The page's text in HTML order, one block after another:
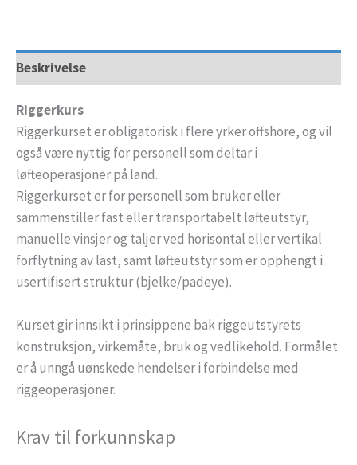
Beskrivelse
Riggerkurs
Riggerkurset er obligatorisk i flere yrker offshore, og vil
også være nyttig for personell som deltar i
løfteoperasjoner på land.
Riggerkurset er for personell som bruker eller
sammenstiller fast eller transportabelt løfteutstyr,
manuelle vinsjer og taljer ved horisontal eller vertikal
forflytning av last, samt løfteutstyr som er opphengt i
usertifisert struktur (bjelke/padeye).
Kurset gir innsikt i prinsippene bak riggeutstyrets
konstruksjon, virkemåte, bruk og vedlikehold. Formålet
er å unngå uønskede hendelser i forbindelse med
riggeoperasjoner.
Krav til forkunnskap